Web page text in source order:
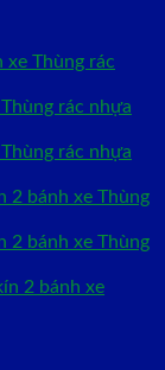
Thùng rác
Thùng rác nhựa
Thùng rác nhựa
Thùng
Thùng